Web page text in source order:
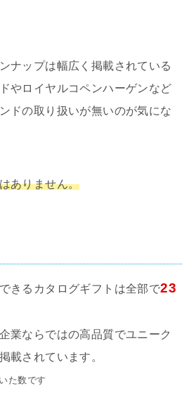
ナップは幅広く掲載されている
やロイヤルコペンハーゲンなど
ドの取り扱いが無いのが気にな
ありません。
きるカタログギフトは全部で23
業ならではの高品質でユニーク
載されています。
た数です